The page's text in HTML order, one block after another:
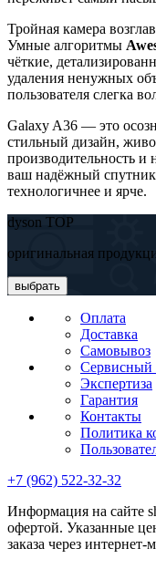
Тройная камера
Умные алгоритмы
чёткие,
удаления ненужных
пользователя слегка
Galaxy A36 — это
стильный дизайн,
производительность и
ваш надёжный
технологичнее и ярче.
dyson TOP
оригинальная
выбрать
Оплата
Доставка
Самовывоз
Сервисный
Экспертиза
Гарантия
Контакты
Политика
+7 (962) 522-32-32
Информация на сайте
офертой. Указанные
заказа через